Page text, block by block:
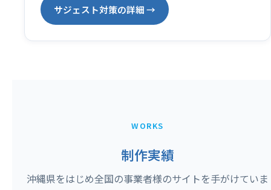
サジェスト対策の詳細 →
WORKS
制作実績
沖縄県をはじめ全国の事業者様のサイトを手がけていま